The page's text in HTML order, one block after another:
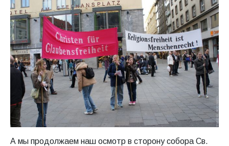
А мы продолжаем наш осмотр в сторону собора Св.